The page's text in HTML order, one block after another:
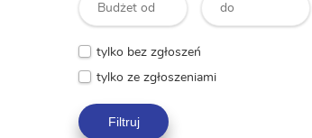
tylko bez zgłoszeń
tylko ze zgłoszeniami
Filtruj